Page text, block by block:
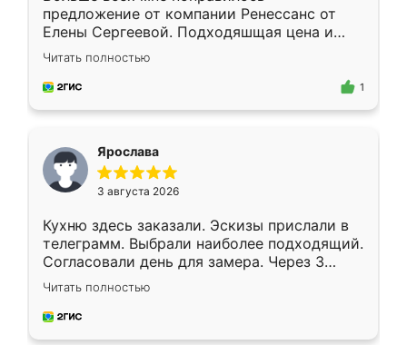
предложение от компании Ренессанс от
Елены Сергеевой. Подходяшщая цена и
короткие сроки изготовления. Приехавший
для замера сотрудник Владислав
предложил по моему эскизу самый
Читать полностью
1
Ярослава
3 августа 2026
Кухню здесь заказали. Эскизы прислали в
телеграмм. Выбрали наиболее подходящий.
Согласовали день для замера. Через 3
недели кухня была уже готова. Остались
довольны работой. Спасибо Ренессанс
мебель за качественную работу!
Читать полностью